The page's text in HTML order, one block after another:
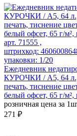
арт. 71555 ,
штрихкод:
упаковки: 1/20
Ежедневник
КУРОЧКИ / А5, 64 л.,
печать, тиснение
белый офсет, 65 г/
розничная цена за
271 ₽